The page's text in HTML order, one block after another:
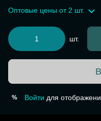
Оптовые цены от 2 шт.
шт.
% Войти для